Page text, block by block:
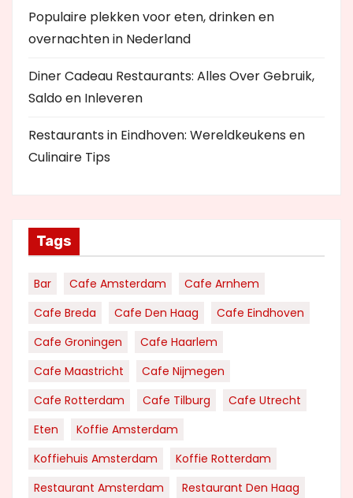
Populaire plekken voor eten, drinken en
overnachten in Nederland
Diner Cadeau Restaurants: Alles Over Gebruik,
Saldo en Inleveren
Restaurants in Eindhoven: Wereldkeukens en
Culinaire Tips
Tags
Bar Cafe Amsterdam
Cafe Arnhem
Cafe Breda
Cafe Den Haag
Cafe Eindhoven
Cafe Groningen
Cafe Haarlem
Cafe Maastricht
Cafe Nijmegen
Cafe Rotterdam
Cafe Tilburg
Cafe Utrecht
Eten
Koffie Amsterdam
Koffiehuis Amsterdam
Koffie Rotterdam
Restaurant Amsterdam
Restaurant Den Haag